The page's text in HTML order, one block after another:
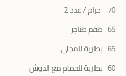
70 حرام / عدد 2
65 طقم طناجر
65 بطارية للمجلى
60 بطارية للحمام مع الدوش